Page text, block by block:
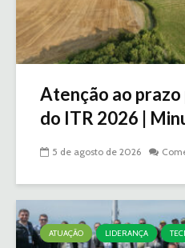
Atenção ao
do ITR 2026 |
5 de agosto de 2026
ATUAÇÃO LIDERANÇA